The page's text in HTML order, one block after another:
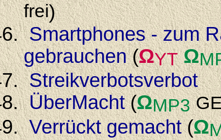
frei)
Smartphones - zum
gebrauchen(ΩYT Ω
Streikverbotsverbot
ÜberMacht(ΩMP3
Verrückt gemacht(Ω